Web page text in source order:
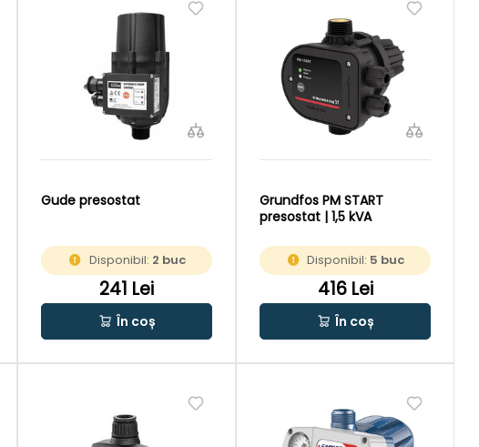
Gude presostat
Disponibil: 2 buc
241 Lei
În coș
Grundfos PM START
presostat | 1,5 kVA
Disponibil: 5 buc
416 Lei
În coș